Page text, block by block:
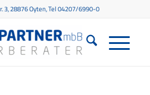
3, 28876 Oyten, Tel 04207/6990-0